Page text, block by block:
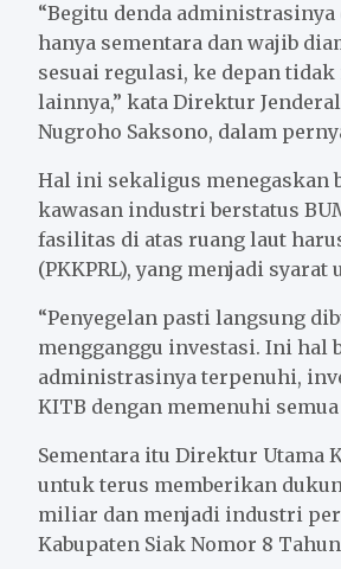
k
p
“Begitu denda
hanya sementara dan wajib
sesuai regulasi, ke depan
lainnya,” kata Direktur Jenderal
Nugroho Saksono, dalam
Hal ini sekaligus menegaskan
kawasan industri berstatus
fasilitas di atas ruang laut
(PKKPRL), yang menjadi
“Penyegelan pasti langsung
mengganggu investasi. Ini hal
administrasinya terpenuhi,
KITB dengan memenuhi
Sementara itu Direktur Utama
untuk terus memberikan
miliar dan menjadi industri
Kabupaten Siak Nomor 8